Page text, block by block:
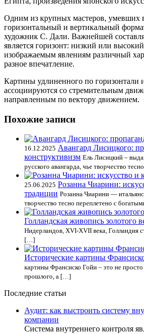
Одним из крупных мастеров, умевших
горизонтальный и вертикальный
художник С. Дали. Важнейшей
является горизонт: низкий или
изображаемым явлениям различный
разное впечатление.
Картины удлиненного по горизонтали
ассоциируются со стремительным
направленным по вектору движением.
Похожие записи
16.12.2025 Авангард Лисицкого:
конструктивизм Ель Лисицкий –
русского авангарда, чье творчество
25.06.2025 Розанна Чиарини:
традиции Розанна Чиарини —
творчество тесно переплетено с
Голландская живопись золотого
Нидерландов, XVI-XVII века, Голландия
[…]
Исторические картины
картины Франсиско Гойи – это не
прошлого, а […]
Последние статьи
Аудит: как выстроить систему
компании
Система внутреннего контроля